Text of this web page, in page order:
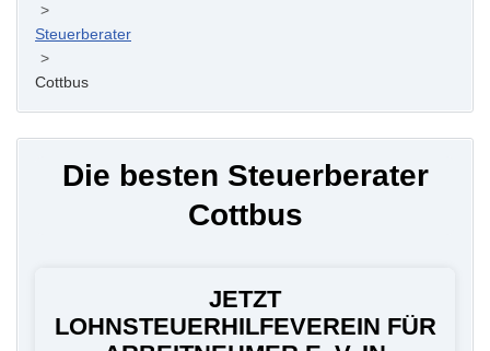
>
Steuerberater
>
Cottbus
Die besten Steuerberater
Cottbus
JETZT
LOHNSTEUERHILFEVEREIN FÜR